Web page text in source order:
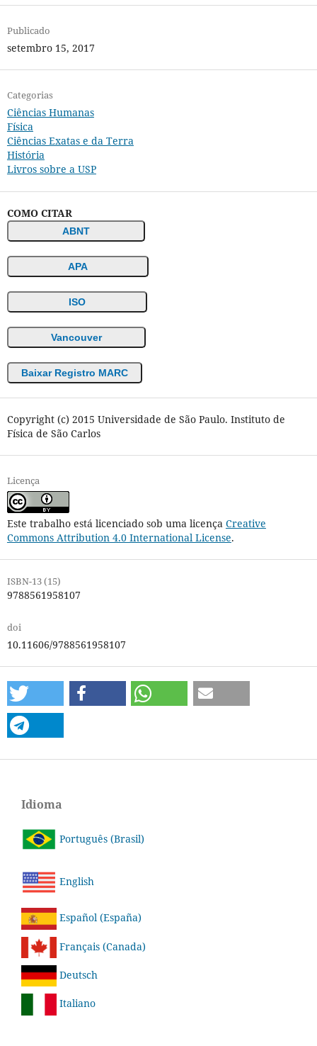
Publicado
setembro 15, 2017
Categorias
Ciências Humanas
Física
Ciências Exatas e da Terra
História
Livros sobre a USP
COMO CITAR
ABNT
APA
ISO
Vancouver
Baixar Registro MARC
Copyright (c) 2015 Universidade de São Paulo. Instituto de
Física de São Carlos
Licença
Este trabalho está licenciado sob uma licença Creative
Commons Attribution 4.0 International License.
ISBN-13 (15)
9788561958107
doi
10.11606/9788561958107
Idioma
Português (Brasil)
English
Español (España)
Français (Canada)
Deutsch
Italiano